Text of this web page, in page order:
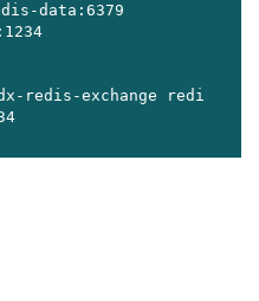
redis-exchange redi